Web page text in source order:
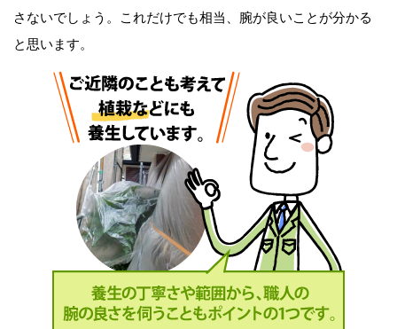
さないでしょう。これだけでも相当、腕が良いことが分かる
と思います。